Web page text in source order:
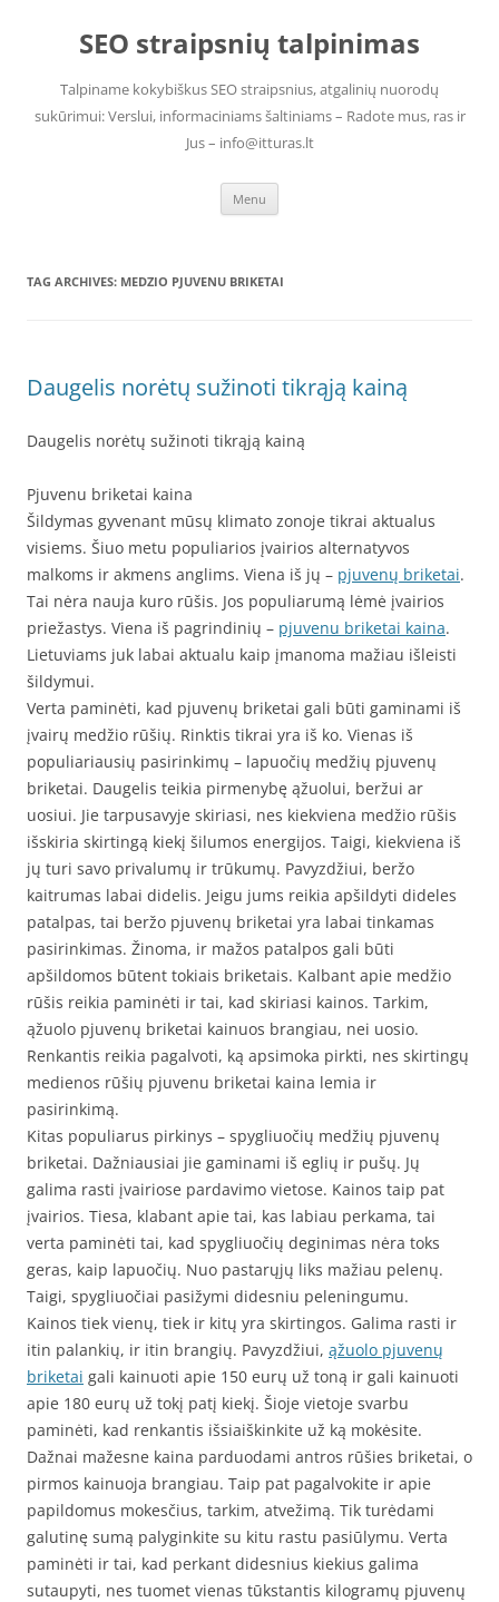
contentSEO straipsnių talpinimas
Talpiname kokybiškus SEO straipsnius, atgalinių nuorodų
sukūrimui: Verslui, informaciniams šaltiniams – Radote mus, ras ir
Jus – info@itturas.lt
Menu
TAG ARCHIVES: MEDZIO PJUVENU BRIKETAI
Daugelis norėtų sužinoti tikrąją kainą
Daugelis norėtų sužinoti tikrąją kainą
Pjuvenu briketai kaina
Šildymas gyvenant mūsų klimato zonoje tikrai aktualus
visiems. Šiuo metu populiarios įvairios alternatyvos
malkoms ir akmens anglims. Viena iš jų – pjuvenų briketai.
Tai nėra nauja kuro rūšis. Jos populiarumą lėmė įvairios
priežastys. Viena iš pagrindinių – pjuvenu briketai kaina.
Lietuviams juk labai aktualu kaip įmanoma mažiau išleisti
šildymui.
Verta paminėti, kad pjuvenų briketai gali būti gaminami iš
įvairų medžio rūšių. Rinktis tikrai yra iš ko. Vienas iš
populiariausių pasirinkimų – lapuočių medžių pjuvenų
briketai. Daugelis teikia pirmenybę ąžuolui, beržui ar
uosiui. Jie tarpusavyje skiriasi, nes kiekviena medžio rūšis
išskiria skirtingą kiekį šilumos energijos. Taigi, kiekviena iš
jų turi savo privalumų ir trūkumų. Pavyzdžiui, beržo
kaitrumas labai didelis. Jeigu jums reikia apšildyti dideles
patalpas, tai beržo pjuvenų briketai yra labai tinkamas
pasirinkimas. Žinoma, ir mažos patalpos gali būti
apšildomos būtent tokiais briketais. Kalbant apie medžio
rūšis reikia paminėti ir tai, kad skiriasi kainos. Tarkim,
ąžuolo pjuvenų briketai kainuos brangiau, nei uosio.
Renkantis reikia pagalvoti, ką apsimoka pirkti, nes skirtingų
medienos rūšių pjuvenu briketai kaina lemia ir
pasirinkimą.
Kitas populiarus pirkinys – spygliuočių medžių pjuvenų
briketai. Dažniausiai jie gaminami iš eglių ir pušų. Jų
galima rasti įvairiose pardavimo vietose. Kainos taip pat
įvairios. Tiesa, klabant apie tai, kas labiau perkama, tai
verta paminėti tai, kad spygliuočių deginimas nėra toks
geras, kaip lapuočių. Nuo pastarųjų liks mažiau pelenų.
Taigi, spygliuočiai pasižymi didesniu peleningumu.
Kainos tiek vienų, tiek ir kitų yra skirtingos. Galima rasti ir
itin palankių, ir itin brangių. Pavyzdžiui, ąžuolo pjuvenų
briketai gali kainuoti apie 150 eurų už toną ir gali kainuoti
apie 180 eurų už tokį patį kiekį. Šioje vietoje svarbu
paminėti, kad renkantis išsiaiškinkite už ką mokėsite.
Dažnai mažesne kaina parduodami antros rūšies briketai, o
pirmos kainuoja brangiau. Taip pat pagalvokite ir apie
papildomus mokesčius, tarkim, atvežimą. Tik turėdami
galutinę sumą palyginkite su kitu rastu pasiūlymu. Verta
paminėti ir tai, kad perkant didesnius kiekius galima
sutaupyti, nes tuomet vienas tūkstantis kilogramų pjuvenų